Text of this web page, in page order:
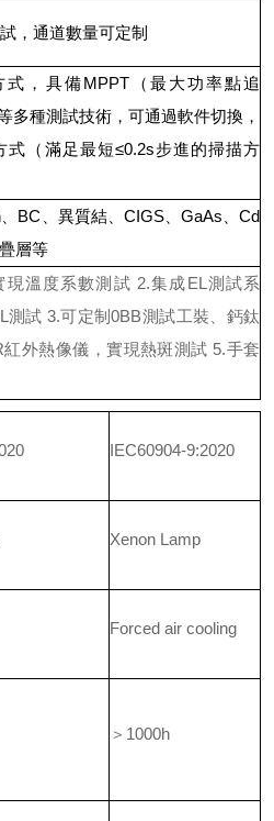
，通道數量可定制
式，具備MPPT（最大功率點追
多種測試技術，可通過軟件切換，
式（滿足最短≤0.2s步進的掃描方
BC、異質結、CIGS、GaAs、Cd
層等
現溫度系數測試 2.集成EL 測試系
測試 3.可定制0BB測試工裝、鈣鈦
紅外熱像儀，實現熱斑測試 5.手套
IEC60904-9:2020
Xenon Lamp
Forced air cooling
＞1000h